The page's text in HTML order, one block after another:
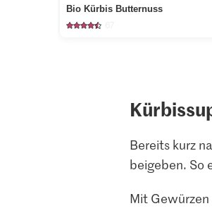
Bio Kürbis Butternuss
Bereits kurz
beigeben. So
Mit